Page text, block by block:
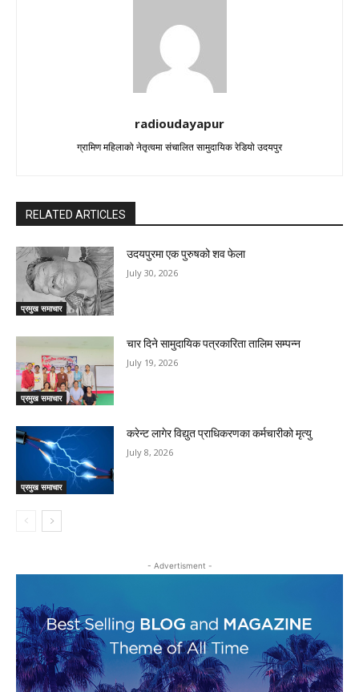
radioudayapur
ग्रामिण महिलाको नेतृत्वमा संचालित सामुदायिक रेडियो उदयपुर
RELATED ARTICLES
प्रमुख समाचार
उदयपुरमा एक पुरुषको शव फेला
July 30, 2026
प्रमुख समाचार
चार दिने सामुदायिक पत्रकारिता तालिम सम्पन्न
July 19, 2026
प्रमुख समाचार
करेन्ट लागेर विद्युत प्राधिकरणका कर्मचारीको मृत्यु
July 8, 2026
- Advertisment -